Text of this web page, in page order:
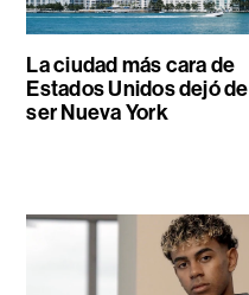
La ciudad más cara de
Estados Unidos dejó de
ser Nueva York